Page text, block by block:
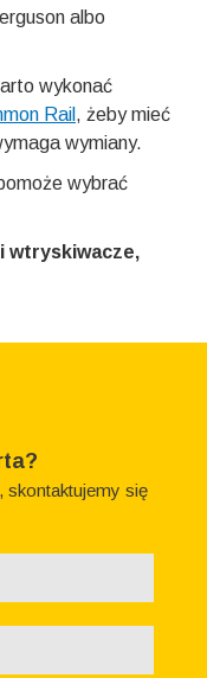
albo
wykonać
Rail , żeby mieć
wymiany.
wybrać
wtryskiwacze,
skontaktujemy się